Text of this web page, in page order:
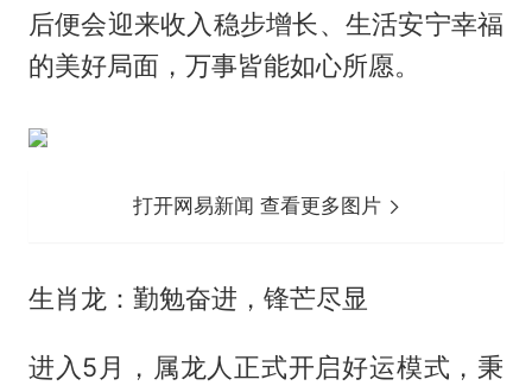
后便会迎来收入稳步增长、生活安宁幸福
的美好局面，万事皆能如心所愿。
打开网易新闻 查看更多图片
生肖龙：勤勉奋进，锋芒尽显
进入5月，属龙人正式开启好运模式，秉